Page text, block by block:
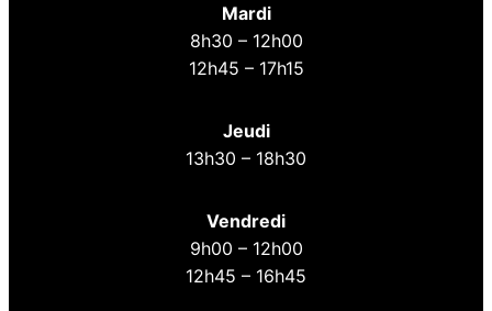
Mardi
8h30 – 12h00
12h45 – 17h15
Jeudi
13h30 – 18h30
Vendredi
9h00 – 12h00
12h45 – 16h45